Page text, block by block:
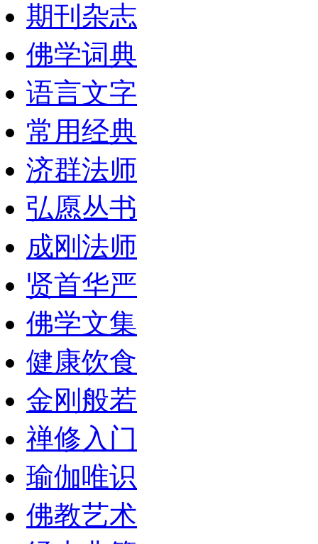
期刊杂志
佛学词典
语言文字
常用经典
济群法师
弘愿丛书
成刚法师
贤首华严
佛学文集
健康饮食
金刚般若
禅修入门
瑜伽唯识
佛教艺术